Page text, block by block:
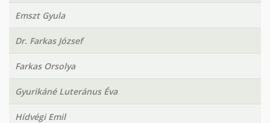
Emszt Gyula
Dr. Farkas József
Farkas Orsolya
Gyurikáné Luteránus Éva
Hídvégi Emil